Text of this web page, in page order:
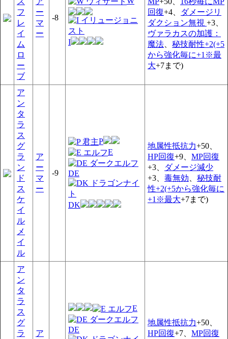
フ
レ
イ
ム
ロ
ー
ブ
ー
マ
ー
-8
I
回復+4、
ダメージリ
ダクション無視 +3、
ヴァラカスの加護：
魔法
秘技耐性+2(+5
から強化毎に+1※最
大+7まで)
ア
ン
タ
ラ
ス
グ
ラ
ン
ド
ス
ケ
イ
ル
メ
イ
ル
ア
ー
マ
ー
-9
P
E
DE
DK
地属性抵抗力+50、
HP回復+9、 MP回復
+3、
ダメージ減少
+3、 毒無効
秘技耐
性+2(+5から強化毎に
+1※最大+7まで)
ア
ン
タ
ラ
ス
グ
ラ
ア
E
DE
地属性抵抗力+50、
HP回復+7、 MP回復